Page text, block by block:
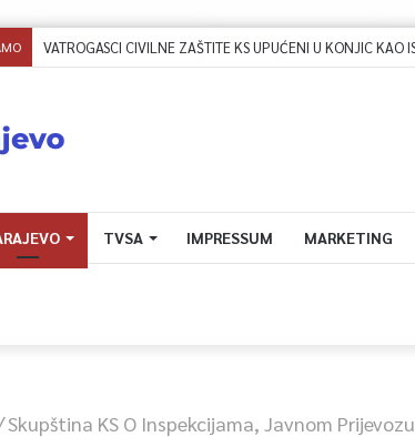
TVSA IMPRESSUM MARKETING
Skupština KS O Inspekcijama, Javnom